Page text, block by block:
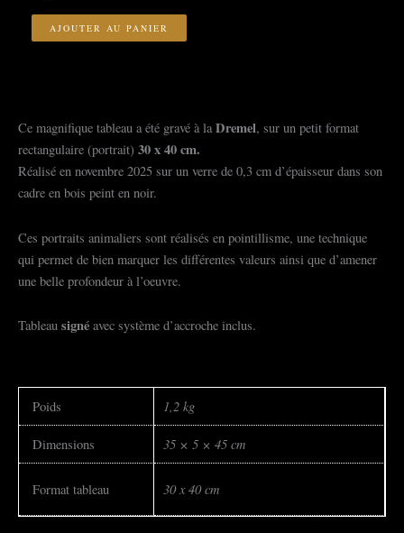
AJOUTER AU PANIER
Ce magnifique tableau a été gravé à laDremel, sur un petit format
rectangulaire (portrait) 30 x 40 cm.
Réalisé en novembre 2025 sur un verre de 0,3 cm d’épaisseur dans son
cadre en bois peint en noir.
Ces portraits animaliers sont réalisés en pointillisme, une technique
qui permet de bien marquer les différentes valeurs ainsi que d’amener
une belle profondeur à l’oeuvre.
Tableau signé avec système d’accroche inclus.
Poids 1,2 kg
Dimensions 35 × 5 × 45 cm
Format tableau 30 x 40 cm